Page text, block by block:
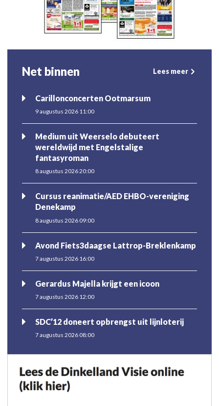
Net binnen Lees meer
Carillonconcerten Ootmarsum
9 augustus 2026 11:00
Medium uit Weerselo debuteert
wereldwijd met Engelstalige
fantasyroman
8 augustus 2026 20:00
Cursus reanimatie/AED EHBO-vereniging
Denekamp
8 augustus 2026 09:00
Avond Fiets3daagse Lattrop-Breklenkamp
7 augustus 2026 16:00
Gerardus Majella krijgt een icoon
7 augustus 2026 12:00
SDC’12 doneert opbrengst uit lijnloterij
7 augustus 2026 08:00